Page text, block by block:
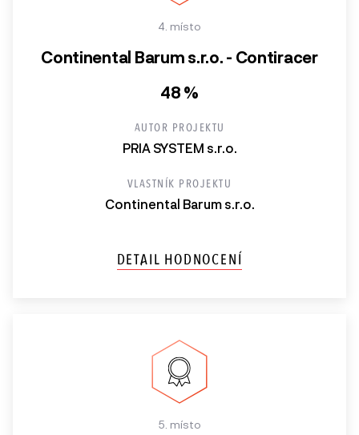
4. místo
Continental Barum s.r.o. - Contiracer
48 %
AUTOR PROJEKTU
PRIA SYSTEM s.r.o.
VLASTNÍK PROJEKTU
Continental Barum s.r.o.
DETAIL HODNOCENÍ
5. místo